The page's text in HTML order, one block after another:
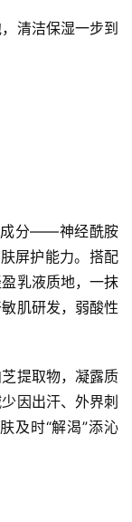
清洁保湿一步到
成分——神经酰胺
屏护能力。搭配
乳液质地，一抹
肌研发，弱酸性
提取物，凝露质
因出汗、外界刺
及时“解渴”添沁